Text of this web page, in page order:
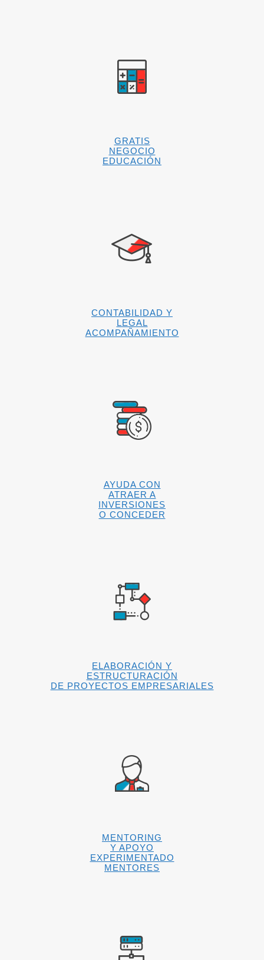
GRATIS
NEGOCIO
EDUCACIÓN
CONTABILIDAD Y
LEGAL
ACOMPAÑAMIENTO
AYUDA CON
ATRAER A
INVERSIONES
O CONCEDER
ELABORACIÓN Y
ESTRUCTURACIÓN
DE PROYECTOS EMPRESARIALES
MENTORING
Y APOYO
EXPERIMENTADO
MENTORES